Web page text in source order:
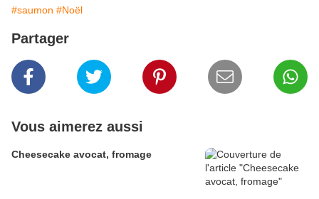
#saumon #Noël
Partager
Vous aimerez aussi
Cheesecake avocat, fromage